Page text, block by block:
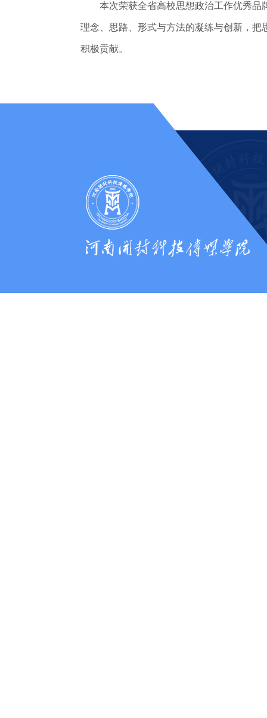
本次荣获全省高校思想政治工作优秀品牌
理念、思路、形式与方法的凝练与创新，
积极贡献。